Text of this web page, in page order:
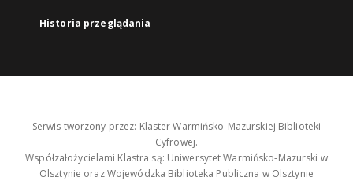
Historia przeglądania
Serwis tworzony przez: Klaster Warmińsko-Mazurskiej Biblioteki
Cyfrowej.
Współzałożycielami Klastra są: Uniwersytet Warmińsko-Mazurski w
Olsztynie oraz Wojewódzka Biblioteka Publiczna w Olsztynie